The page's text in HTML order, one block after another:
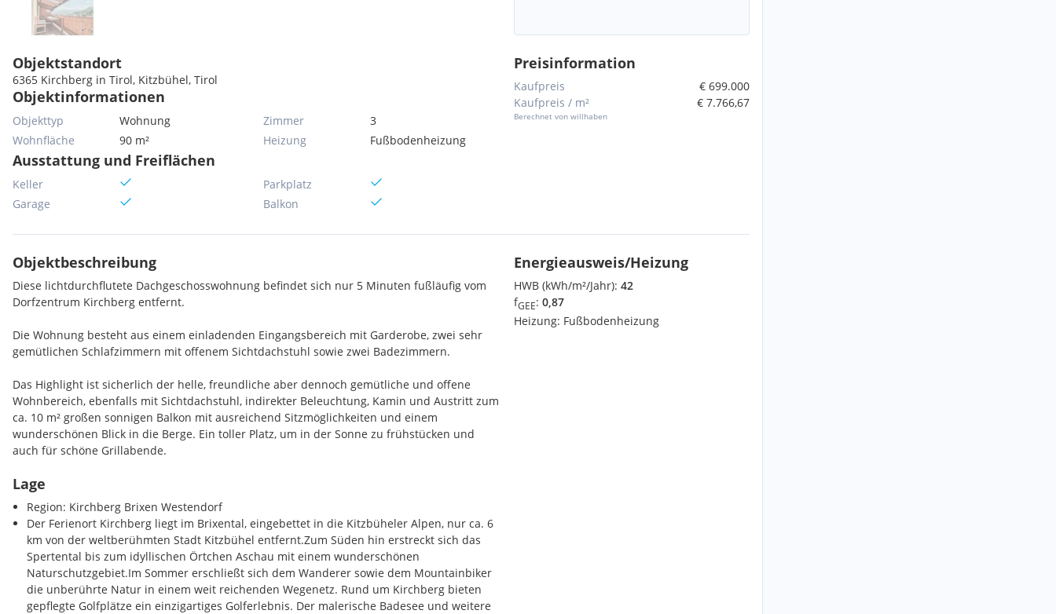
Objektstandort
6365 Kirchberg in Tirol, Kitzbühel, Tirol
Objektinformationen
Objekttyp
Wohnung
Wohnfläche
90 m²
Zimmer
3
Heizung
Fußbodenheizung
Ausstattung und Freiflächen
Keller
Garage
Parkplatz
Balkon
Preisinformation
Kaufpreis
€ 699.000
Kaufpreis / m²
Berechnet von willhaben
€ 7.766,67
Objektbeschreibung
Diese lichtdurchflutete Dachgeschosswohnung befindet sich nur 5 Minuten fußläufig vom
Dorfzentrum Kirchberg entfernt.
Die Wohnung besteht aus einem einladenden Eingangsbereich mit Garderobe, zwei sehr
gemütlichen Schlafzimmern mit offenem Sichtdachstuhl sowie zwei Badezimmern.
Das Highlight ist sicherlich der helle, freundliche aber dennoch gemütliche und offene
Wohnbereich, ebenfalls mit Sichtdachstuhl, indirekter Beleuchtung, Kamin und Austritt zum
ca. 10 m² großen sonnigen Balkon mit ausreichend Sitzmöglichkeiten und einem
wunderschönen Blick in die Berge. Ein toller Platz, um in der Sonne zu frühstücken und
auch für schöne Grillabende.
2 Tiefgaragenplätze sind im Kaufpreis enthalten.
Lage
Region: Kirchberg Brixen Westendorf
Der Ferienort Kirchberg liegt im Brixental, eingebettet in die Kitzbüheler Alpen, nur ca. 6
km von der weltberühmten Stadt Kitzbühel entfernt.Zum Süden hin erstreckt sich das
Spertental bis zum idyllischen Örtchen Aschau mit einem wunderschönen
Naturschutzgebiet.Im Sommer erschließt sich dem Wanderer sowie dem Mountainbiker
die unberührte Natur in einem weit reichenden Wegenetz. Rund um Kirchberg bieten
gepflegte Golfplätze ein einzigartiges Golferlebnis. Der malerische Badesee und weitere
Energieausweis/Heizung
HWB (kWh/m²/Jahr): 42
fGEE: 0,87
Heizung: Fußbodenheizung